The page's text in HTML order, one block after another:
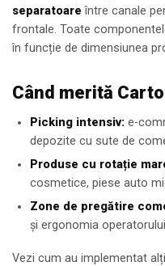
separatoare între canale
frontale. Toate
în funcție de dimensiunea
Când merită
Picking intensiv: e-
depozite cu sute de
Produse cu rotație
cosmetice, piese auto
Zone de pregătire
și ergonomia
Vezi cum au implementat